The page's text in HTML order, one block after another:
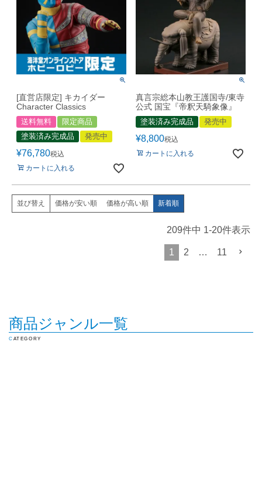
[直営店限定] キカイダー
Character Classics
送料無料
限定商品
塗装済み完成品
発売中
¥76,780税込
カートに入れる
真言宗総本山教王護国寺/東寺
公式 国宝『帝釈天騎象像』
塗装済み完成品 発売中
¥8,800税込
カートに入れる
並び替え 価格が安い順 価格が高い順 新着順
209件中 1-20件表示
1 2 … 11
商品ジャンル一覧
CATEGORY